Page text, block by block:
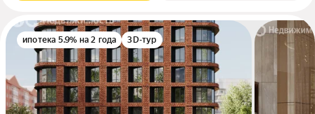
ипотека 5.9% на 2 года 3D-тур